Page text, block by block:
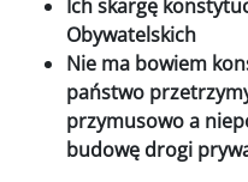
Ich skargę
Obywatelskich
Nie ma bowiem
państwo
przymusowo a
budowę drogi